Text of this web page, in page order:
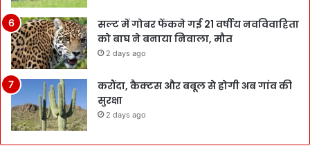
सल्ट में गोबर फेंकने गई 21 वर्षीय नवविवाहिता
को बाघ ने बनाया निवाला, मौत
2 days ago
करौंदा, कैक्टस और बबूल से होगी अब गांव की
सुरक्षा
2 days ago